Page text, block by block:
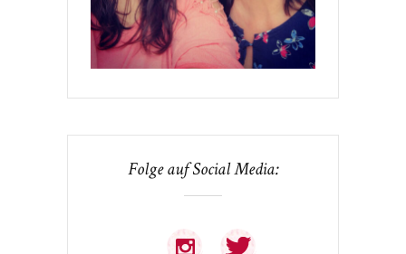
Folge auf Social Media: